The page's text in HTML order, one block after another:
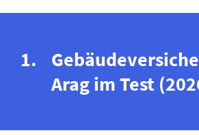
Arag im Test